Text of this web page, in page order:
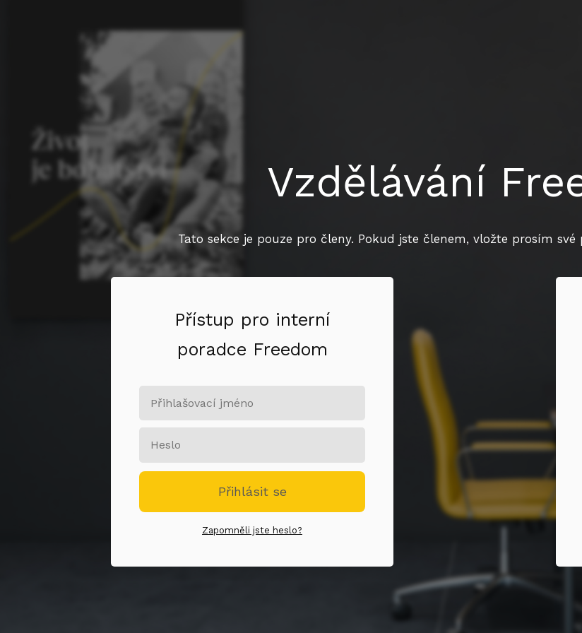
Vzdělávání
Tato sekce je pouze pro členy. Pokud jste členem, vložte prosím
Přístup pro interní
poradce Freedom
Přihlásit se
Zapomněli jste heslo?